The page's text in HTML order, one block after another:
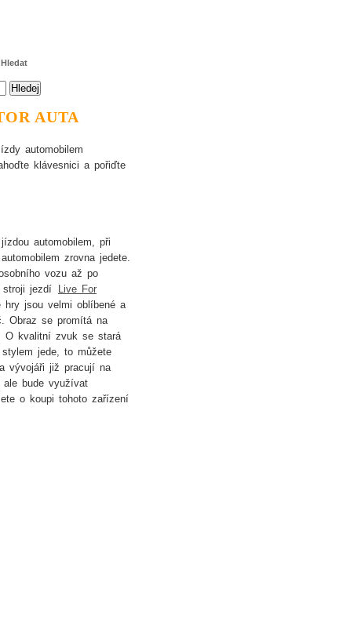
Hledat
AUTA
automobilem
klávesnici a pořiďte
automobilem, při
zrovna jedete.
vozu až po
jezdí
Live For
hry jsou velmi oblíbené a
Obraz se promítá na
O kvalitní zvuk se stará
jede, to můžete
vývojáři již pracují na
ale bude využívat
o koupi tohoto zařízení